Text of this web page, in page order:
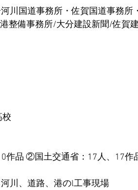
川国道事務所・佐賀国道事務所
整備事務所/大分建設新聞/佐賀
校
作品 ②国土交通省：17人、17作
川、道路、港のl工事現場